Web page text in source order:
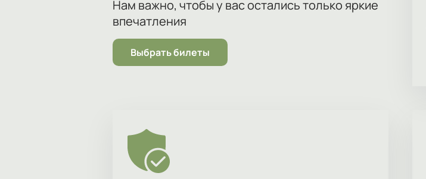
Нам важно, чтобы у вас остались только яркие
впечатления
Выбрать билеты